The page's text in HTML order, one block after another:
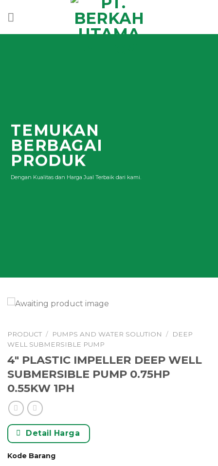
TEMUKAN
BERBAGAI
PRODUK
Dengan Kualitas dan Harga Jual Terbaik dari kami.
PRODUCT / PUMPS AND WATER SOLUTION /
DEEP
WELL SUBMERSIBLE PUMP
4″ PLASTIC IMPELLER DEEP WELL
SUBMERSIBLE PUMP 0.75HP
0.55KW 1PH
Detail Harga
Kode Barang